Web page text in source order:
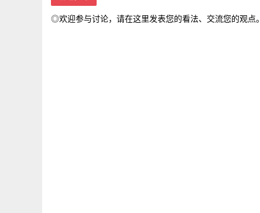
◎欢迎参与讨论，请在这里发表您的看法、交流您的观点。